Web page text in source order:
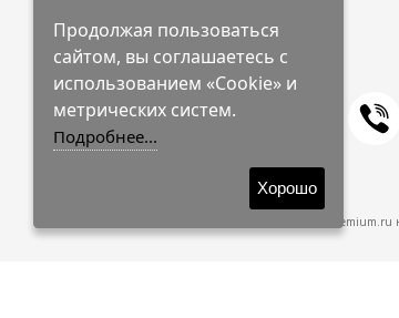
© 2009-2026 Shaik-Premium
Shaik-Premium.ru
Продолжая пользоваться
сайтом, вы соглашаетесь с
использованием «Cookie» и
метрических систем.
Подробнее...
Хорошо